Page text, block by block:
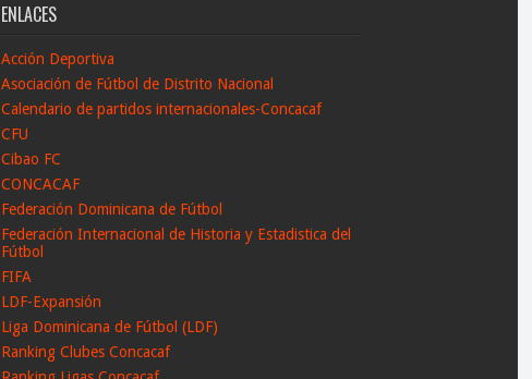
ENLACES
Acción Deportiva
Asociación de Fútbol de Distrito Nacional
Calendario de partidos internacionales-Concacaf
CFU
Cibao FC
CONCACAF
Federación Dominicana de Fútbol
Federación Internacional de Historia y Estadistica del
Fútbol
FIFA
LDF-Expansión
Liga Dominicana de Fútbol (LDF)
Ranking Clubes Concacaf